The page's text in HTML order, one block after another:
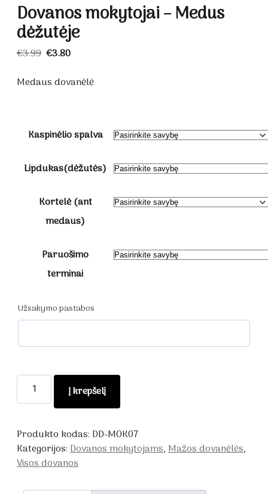
Dovanos mokytojai – Medus
dėžutėje
€3.99 Original
was:
€3.80Current
is:
Medaus dovanėlė
Kaspinėlio spalva
Lipdukas(dėžutės)
Kortelė (ant
medaus)
Paruošimo
terminai
Užsakymo pastabos
produkto
kiekis:
-
Medus
dėžutėje
Į krepšelį
Produkto kodas: DD-MOK07
Kategorijos:Dovanos mokytojams,Mažos dovanėlės,
Visos dovanos